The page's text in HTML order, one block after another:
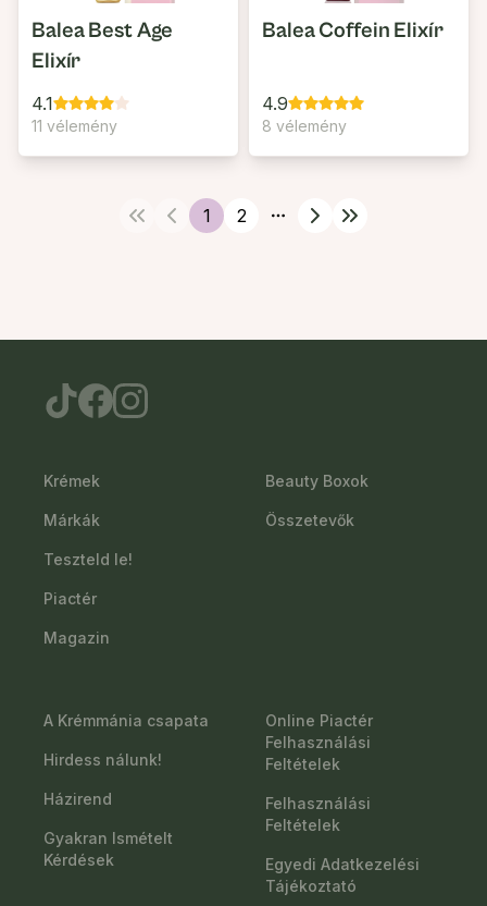
Balea Best Age
Elixír
4.1
11 vélemény
Balea Coffein Elixír
4.9
8 vélemény
1 2
More pages
Krémek
Márkák
Teszteld le!
Piactér
Magazin
Beauty Boxok
Összetevők
A Krémmánia csapata
Hirdess nálunk!
Házirend
Gyakran Ismételt
Kérdések
Online Piactér
Felhasználási
Feltételek
Felhasználási
Feltételek
Egyedi Adatkezelési
Tájékoztató